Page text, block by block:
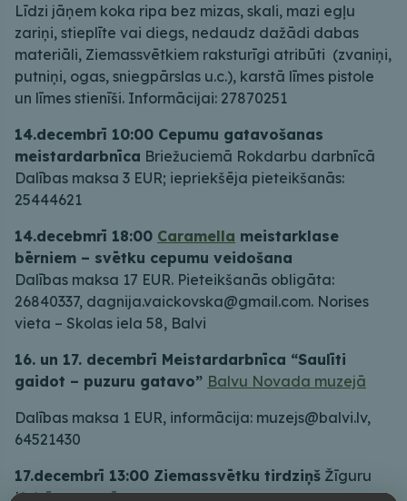
Līdzi jāņem koka ripa bez mizas, skali, mazi egļu
zariņi, stieplīte vai diegs, nedaudz dažādi dabas
materiāli, Ziemassvētkiem raksturīgi atribūti (zvaniņi,
putniņi, ogas, sniegpārslas u.c.), karstā līmes pistole
un līmes stienīši. Informācijai: 27870251
14.decembrī 10:00 Cepumu gatavošanas
meistardarbnīca Briežuciemā Rokdarbu darbnīcā
Dalības maksa 3 EUR; iepriekšēja pieteikšanās:
25444621
14.decebmrī 18:00 Caramella meistarklase
bērniem – svētku cepumu veidošana
Dalības maksa 17 EUR. Pieteikšanās obligāta:
26840337, dagnija.vaickovska@gmail.com. Norises
vieta – Skolas iela 58, Balvi
16. un 17. decembrī Meistardarbnīca “Saulīti
gaidot – puzuru gatavo” Balvu Novada muzejā
Dalības maksa 1 EUR, informācija: muzejs@balvi.lv,
64521430
17.decembrī 13:00 Ziemassvētku tirdziņš Žīguru
Kultūras namā